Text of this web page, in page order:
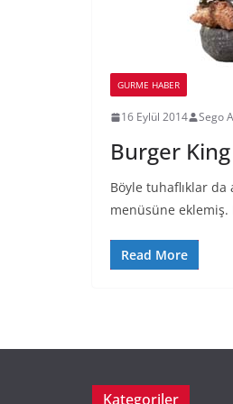
GURME HABER
16 Eylül 2014 Sego
Burger
Böyle tuhaflıklar
menüsüne eklemiş.
Read More
Kategoriler